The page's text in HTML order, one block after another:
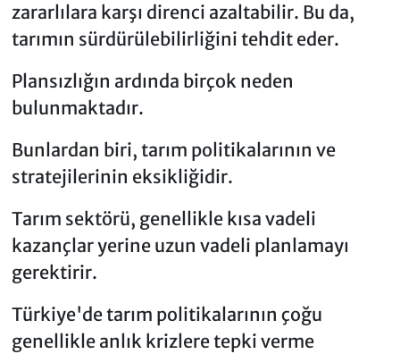
zararlılara karşı direnci azaltabilir. Bu da,
tarımın sürdürülebilirliğini tehdit eder.
Plansızlığın ardında birçok neden
bulunmaktadır.
Bunlardan biri, tarım politikalarının ve
stratejilerinin eksikliğidir.
Tarım sektörü, genellikle kısa vadeli
kazançlar yerine uzun vadeli planlamayı
gerektirir.
Türkiye'de tarım politikalarının çoğu
genellikle anlık krizlere tepki verme